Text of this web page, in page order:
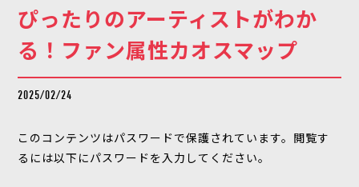
ぴったりのアーティストがわか
る！ファン属性カオスマップ
2025/02/24
このコンテンツはパスワードで保護されています。閲覧す
るには以下にパスワードを入力してください。